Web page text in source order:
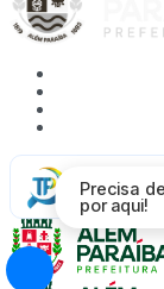
Radar da
Transparência
Precisa
por aqui!